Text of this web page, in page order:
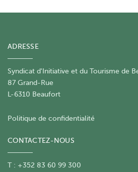
ADRESSE
Syndicat d'Initiative et du Tourisme de
87 Grand-Rue
L-6310 Beaufort
Politique de confidentialité
CONTACTEZ-NOUS
T : +352 83 60 99 300